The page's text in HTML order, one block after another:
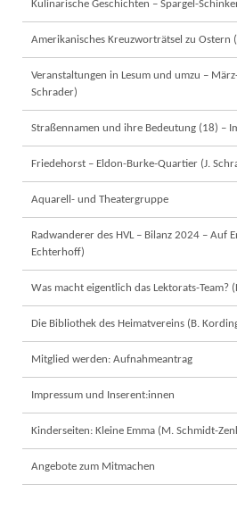
Kulinarische Geschichten – Spargel-
Amerikanisches Kreuzworträtsel zu Ostern
Veranstaltungen in Lesum und umzu –
Schrader)
Straßennamen und ihre Bedeutung (18) –
Friedehorst – Eldon-Burke-Quartier (J.
Aquarell- und Theatergruppe
Radwanderer des HVL – Bilanz 2024 – Auf
Echterhoff)
Was macht eigentlich das Lektorats-Team?
Die Bibliothek des Heimatvereins (B.
Mitglied werden: Aufnahmeantrag
Impressum und Inserent:innen
Kinderseiten: Kleine Emma (M. Schmidt-
Angebote zum Mitmachen